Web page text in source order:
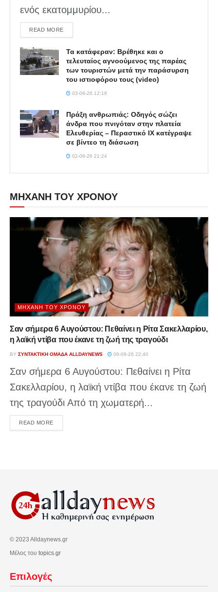
ενός εκατομμυρίου...
READ MOREDETAILS
Τα κατάφεραν: Βρέθηκε και ο
τελευταίος αγνοούμενος της παρέας
των τουριστών μετά την παράσυρση
του ιστιοφόρου τους (video)
03-08-26 12:18
Πράξη ανθρωπιάς: Οδηγός σώζει
άνδρα που πνιγόταν στην πλατεία
Ελευθερίας – Περαστικό ΙΧ κατέγραψε
σε βίντεο τη διάσωση
02-08-26 21:24
ΜΗΧΑΝΗ ΤΟΥ ΧΡΟΝΟΥ
ΜΗΧΑΝΉ ΤΟΥ ΧΡΌΝΟΥ
Σαν σήμερα 6 Αυγούστου: Πεθαίνει η Ρίτα Σακελλαρίου,
η λαϊκή ντίβα που έκανε τη ζωή της τραγούδι
BY ΣΥΝΤΑΚΤΙΚΉ ΟΜΆΔΑ ALLDAYNEWS 06-08-26 22:40
Σαν σήμερα 6 Αυγούστου: Πεθαίνει η Ρίτα
Σακελλαρίου, η λαϊκή ντίβα που έκανε τη ζωή
της τραγούδι Από τη χωματερή...
READ MOREDETAILS
© 2023 Alldaynews.gr
Μέλος του topics.gr
Επιλογές